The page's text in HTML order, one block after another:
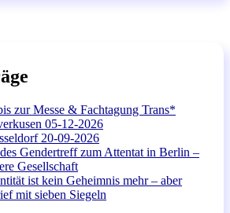
zur Messe & Fachtagung Trans*
05-12-2026
20-09-2026
Gendertreff zum Attentat in Berlin –
Gesellschaft
ist kein Geheimnis mehr – aber
mit sieben Siegeln